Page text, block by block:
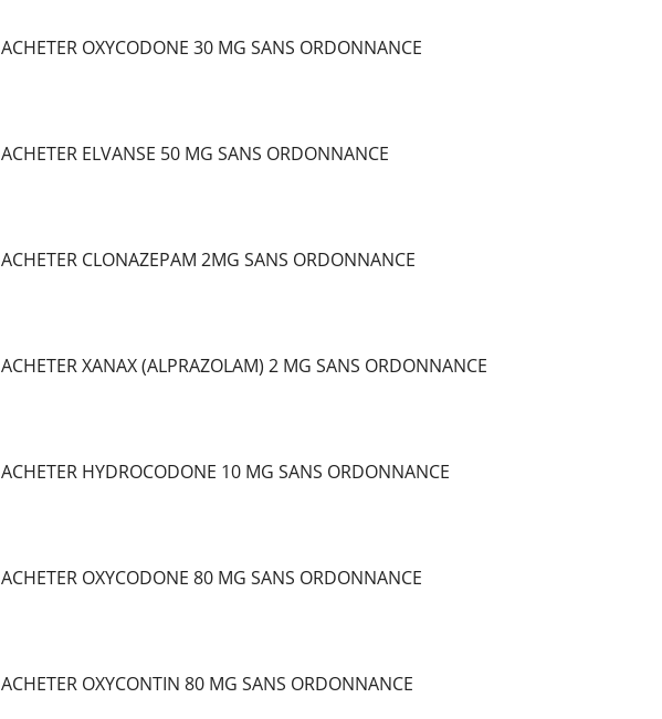
ACHETER OXYCODONE 30 MG SANS ORDONNANCE
ACHETER ELVANSE 50 MG SANS ORDONNANCE
ACHETER CLONAZEPAM 2MG SANS ORDONNANCE
ACHETER XANAX (ALPRAZOLAM) 2 MG SANS ORDONNANCE
ACHETER HYDROCODONE 10 MG SANS ORDONNANCE
ACHETER OXYCODONE 80 MG SANS ORDONNANCE
ACHETER OXYCONTIN 80 MG SANS ORDONNANCE